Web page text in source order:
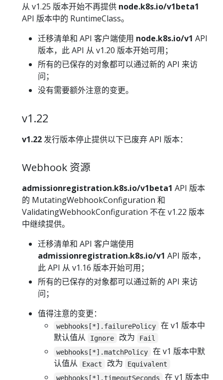
从 v1.25 版本开始不再提供 node.k8s.io/v1beta1
API 版本中的 RuntimeClass。
迁移清单和 API 客户端使用 node.k8s.io/v1 API
版本，此 API 从 v1.20 版本开始可用；
所有的已保存的对象都可以通过新的 API 来访
问；
没有需要额外注意的变更。
v1.22
v1.22发行版本停止提供以下已废弃 API 版本：
Webhook 资源
admissionregistration.k8s.io/v1beta1 API 版本
的 MutatingWebhookConfiguration 和
ValidatingWebhookConfiguration 不在 v1.22 版本
中继续提供。
迁移清单和 API 客户端使用
admissionregistration.k8s.io/v1 API 版本，
此 API 从 v1.16 版本开始可用；
所有的已保存的对象都可以通过新的 API 来访
问；
值得注意的变更：
webhooks[*].failurePolicy
在 v1 版本中
默认值从
Ignore 改为
Fail
webhooks[*].matchPolicy
在 v1 版本中默
认值从
Exact 改为
Equivalent
webhooks[*].timeoutSeconds
在 v1 版本中